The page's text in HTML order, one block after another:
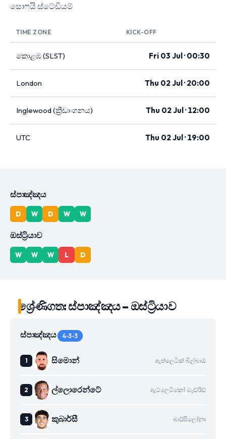
සොෆයි ස්ටේඩියම්
TIME ZONE KICK-OFF
කොළඹ (SLST) Fri 03 Jul · 00:30
London Thu 02 Jul · 20:00
Inglewood (ක්‍රීඩාංගනය) Thu 02 Jul · 12:00
UTC Thu 02 Jul · 19:00
ස්පාඤ්ඤය
D W D W W
ඔස්ට්‍රියාව
W W W L D
ශ්‍රේණිගත: ස්පාඤ්ඤය – ඔස්ට්‍රියාව
ස්පාඤ්ඤය 4-3-3
සිමොන් ඇත්ලෙටික් බිල්බාඕ
ල්ලොරෙන්ටේ ඇට්ලෙටිකෝ මැඩ්රිඩ්
කුබාර්සී බාර්සිලෝනා